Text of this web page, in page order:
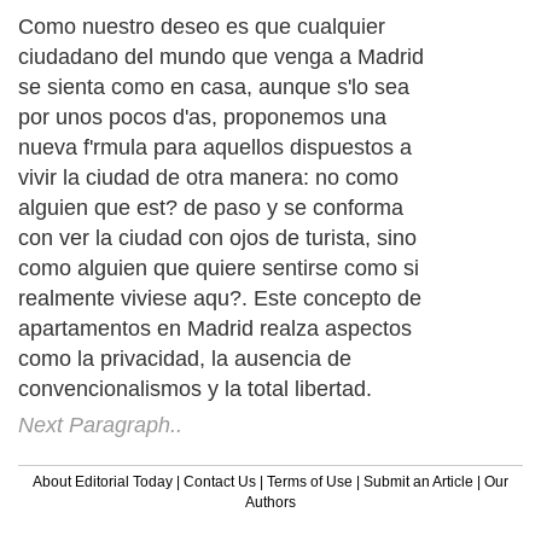
Como nuestro deseo es que cualquier
ciudadano del mundo que venga a Madrid
se sienta como en casa, aunque s'lo sea
por unos pocos d'as, proponemos una
nueva f'rmula para aquellos dispuestos a
vivir la ciudad de otra manera: no como
alguien que est? de paso y se conforma
con ver la ciudad con ojos de turista, sino
como alguien que quiere sentirse como si
realmente viviese aqu?. Este concepto de
apartamentos en Madrid realza aspectos
como la privacidad, la ausencia de
convencionalismos y la total libertad.
Next Paragraph..
About Editorial Today | Contact Us | Terms of Use | Submit an Article | Our
Authors